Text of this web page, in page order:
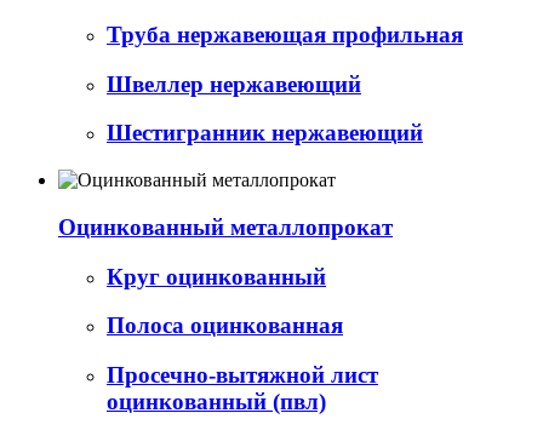
Труба нержавеющая профильная
Швеллер нержавеющий
Шестигранник нержавеющий
Оцинкованный металлопрокат
Круг оцинкованный
Полоса оцинкованная
Просечно-вытяжной лист
оцинкованный (пвл)